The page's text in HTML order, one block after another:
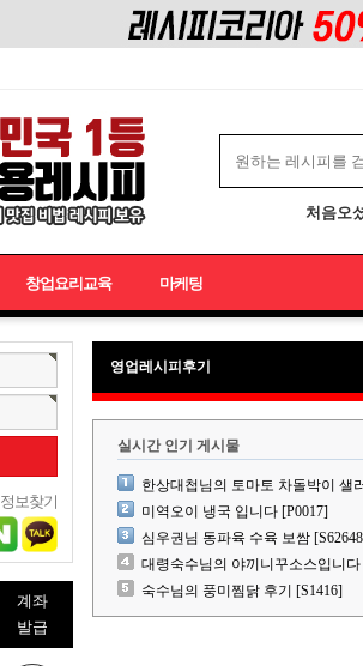
처음오
창업요리교육 마케팅
정보찾기
계좌
발급
영업레시피후기
실시간 인기 게시물
한상대첩님의 토마토 차돌박이 샐
미역오이 냉국 입니다 [P0017]
심우권님 동파육 수육 보쌈
대령숙수님의 야끼니꾸소스입니다
숙수님의 풍미찜닭 후기 [S1416]